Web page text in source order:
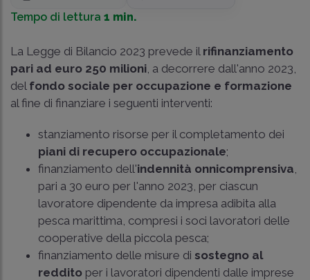
Tempo di lettura 1 min.
La Legge di Bilancio 2023 prevede il rifinanziamento
pari ad euro 250 milioni , a decorrere dall'anno 2023,
del fondo sociale per occupazione e formazione
al fine di finanziare i seguenti interventi:
stanziamento risorse per il completamento dei
piani di recupero occupazionale;
finanziamento dell'indennità onnicomprensiva
pari a 30 euro per l'anno 2023, per ciascun
lavoratore dipendente da impresa adibita alla
pesca marittima, compresi i soci lavoratori delle
cooperative della piccola pesca;
finanziamento delle misure di sostegno al
reddito per i lavoratori dipendenti dalle imprese